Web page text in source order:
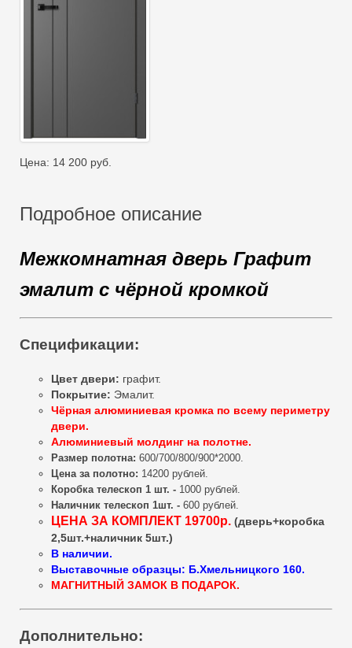
Цена: 14 200 руб.
Подробное описание
Межкомнатная дверь Графит
эмалит с чёрной кромкой
Спецификации:
Цвет двери: графит.
Покрытие: Эмалит.
Чёрная алюминиевая кромка по всему периметру
двери.
Алюминиевый молдинг на полотне.
Размер полотна: 600/700/800/900*2000.
Цена за полотно: 14200 рублей.
Коробка телескоп 1 шт. - 1000 рублей.
Наличник телескоп 1шт. - 600 рублей.
ЦЕНА ЗА КОМПЛЕКТ 19700р. (дверь+коробка
2,5шт.+наличник 5шт.)
В наличии.
Выставочные образцы: Б.Хмельницкого 160.
МАГНИТНЫЙ ЗАМОК В ПОДАРОК.
Дополнительно: